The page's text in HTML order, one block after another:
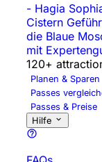
- Hagia
Cistern
die Blaue
mit
120+
Planen & Sparen
Passes
Passes & Preise
Hilfe